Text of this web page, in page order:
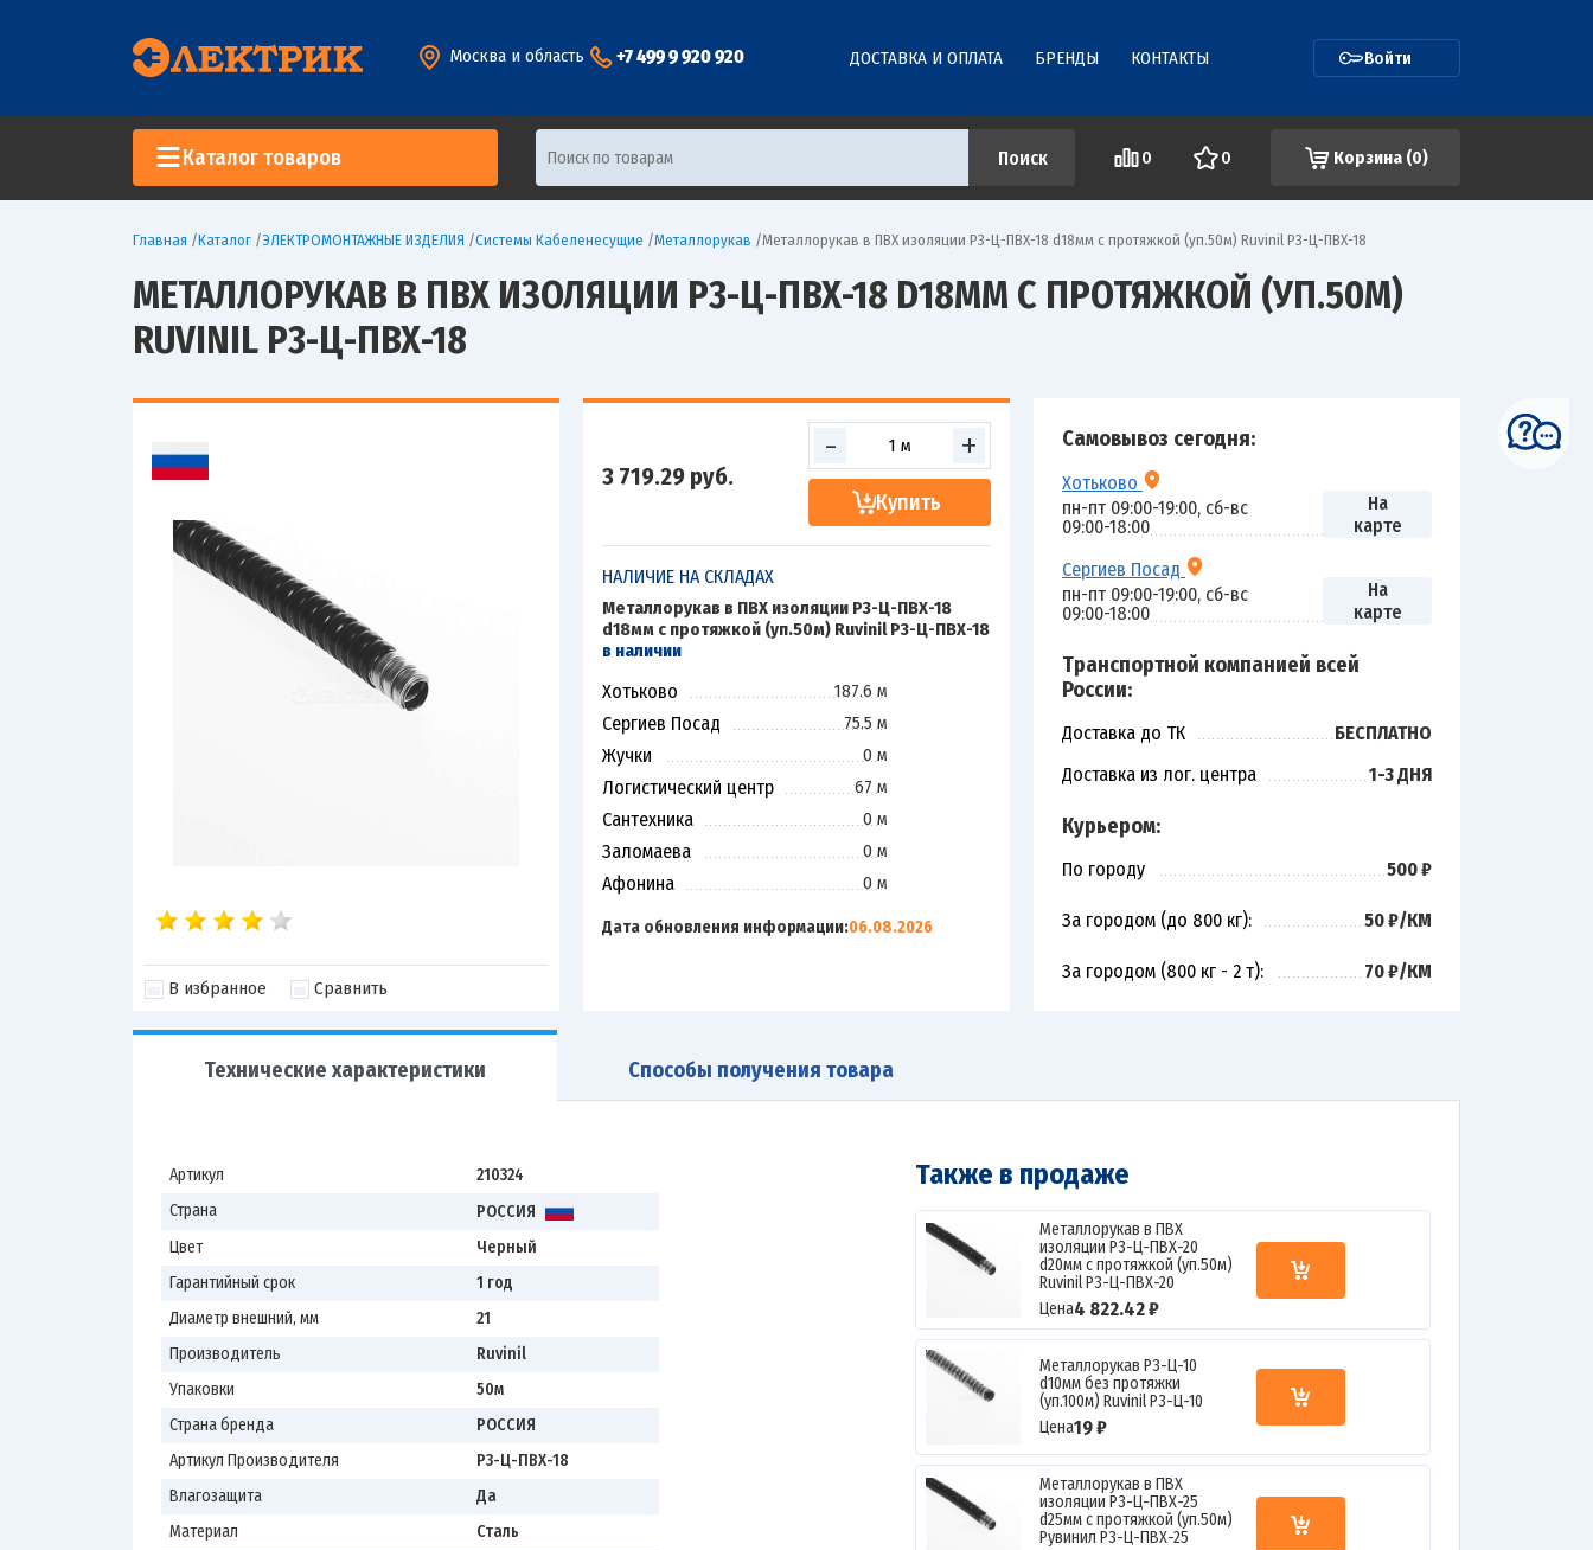
Москва и область +7 499 9 920 920 ДОСТАВКА И ОПЛАТА БРЕНДЫ КОНТАКТЫ Войти
Каталог товаров 0 0 Корзина (0)
Главная /Каталог /ЭЛЕКТРОМОНТАЖНЫЕ ИЗДЕЛИЯ /Системы Кабеленесущие /Металлорукав /Металлорукав в ПВХ изоляции Р3-Ц-ПВХ-18 d18мм с протяжкой (уп.50м) Ruvinil Р3-Ц-ПВХ-18
МЕТАЛЛОРУКАВ В ПВХ ИЗОЛЯЦИИ Р3-Ц-ПВХ-18 D18ММ С ПРОТЯЖКОЙ (УП.50М)
RUVINIL Р3-Ц-ПВХ-18
В избранное Сравнить
3 719.29 руб.
- +
Купить
НАЛИЧИЕ НА СКЛАДАХ
Металлорукав в ПВХ изоляции Р3-Ц-ПВХ-18
d18мм с протяжкой (уп.50м) Ruvinil Р3-Ц-ПВХ-18
в наличии
Хотьково 187.6 м
Сергиев Посад 75.5 м
Жучки 0 м
Логистический центр 67 м
Сантехника 0 м
Заломаева 0 м
Афонина 0 м
Дата обновления информации:06.08.2026
Самовывоз сегодня:
Хотьково
пн-пт 09:00-19:00, сб-вс
09:00-18:00
На
карте
Сергиев Посад
пн-пт 09:00-19:00, сб-вс
09:00-18:00
На
карте
Транспортной компанией всей
России:
Доставка до ТК
БЕСПЛАТНО
Доставка из лог. центра
1-3 ДНЯ
Курьером:
По городу 500 ₽
За городом (до 800 кг): 50 ₽/КМ
За городом (800 кг - 2 т): 70 ₽/КМ
Технические характеристики Способы получения товара
Артикул
210324
Страна
РОССИЯ
Цвет
Черный
Гарантийный срок
1 год
Диаметр внешний, мм
21
Производитель
Ruvinil
Упаковки
50м
Страна бренда
РОССИЯ
Артикул Производителя
Р3-Ц-ПВХ-18
Влагозащита
Да
Материал
Сталь
Также в продаже
Металлорукав в ПВХ
изоляции Р3-Ц-ПВХ-20
d20мм с протяжкой (уп.50м)
Ruvinil Р3-Ц-ПВХ-20
Цена4 822.42 ₽
Металлорукав Р3-Ц-10
d10мм без протяжки
(уп.100м) Ruvinil Р3-Ц-10
Цена19 ₽
Металлорукав в ПВХ
изоляции Р3-Ц-ПВХ-25
d25мм с протяжкой (уп.50м)
Рувинил Р3-Ц-ПВХ-25